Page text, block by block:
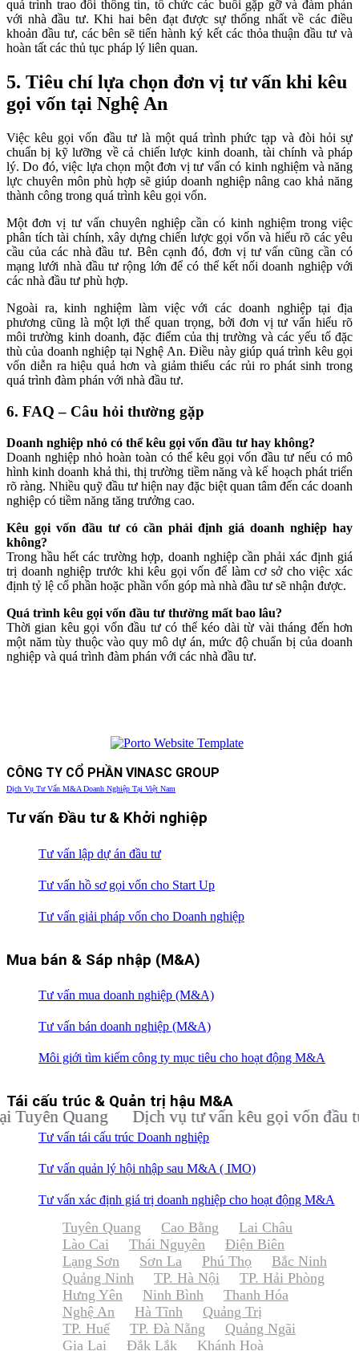
quá trình trao đổi thông tin, tổ chức các buổi gặp gỡ và đàm phán
với nhà đầu tư. Khi hai bên đạt được sự thống nhất về các điều
khoản đầu tư, các bên sẽ tiến hành ký kết các thỏa thuận đầu tư và
hoàn tất các thủ tục pháp lý liên quan.
5. Tiêu chí lựa chọn đơn vị tư vấn khi kêu
gọi vốn tại Nghệ An
Việc kêu gọi vốn đầu tư là một quá trình phức tạp và đòi hỏi sự
chuẩn bị kỹ lưỡng về cả chiến lược kinh doanh, tài chính và pháp
lý. Do đó, việc lựa chọn một đơn vị tư vấn có kinh nghiệm và năng
lực chuyên môn phù hợp sẽ giúp doanh nghiệp nâng cao khả năng
thành công trong quá trình kêu gọi vốn.
Một đơn vị tư vấn chuyên nghiệp cần có kinh nghiệm trong việc
phân tích tài chính, xây dựng chiến lược gọi vốn và hiểu rõ các yêu
cầu của các nhà đầu tư. Bên cạnh đó, đơn vị tư vấn cũng cần có
mạng lưới nhà đầu tư rộng lớn để có thể kết nối doanh nghiệp với
các nhà đầu tư phù hợp.
Ngoài ra, kinh nghiệm làm việc với các doanh nghiệp tại địa
phương cũng là một lợi thế quan trọng, bởi đơn vị tư vấn hiểu rõ
môi trường kinh doanh, đặc điểm của thị trường và các yếu tố đặc
thù của doanh nghiệp tại Nghệ An. Điều này giúp quá trình kêu gọi
vốn diễn ra hiệu quả hơn và giảm thiểu các rủi ro phát sinh trong
quá trình đàm phán với nhà đầu tư.
6. FAQ – Câu hỏi thường gặp
Doanh nghiệp nhỏ có thể kêu gọi vốn đầu tư hay không?
Doanh nghiệp nhỏ hoàn toàn có thể kêu gọi vốn đầu tư nếu có mô
hình kinh doanh khả thi, thị trường tiềm năng và kế hoạch phát triển
rõ ràng. Nhiều quỹ đầu tư hiện nay đặc biệt quan tâm đến các doanh
nghiệp có tiềm năng tăng trưởng cao.
Kêu gọi vốn đầu tư có cần phải định giá doanh nghiệp hay
không?
Trong hầu hết các trường hợp, doanh nghiệp cần phải xác định giá
trị doanh nghiệp trước khi kêu gọi vốn để làm cơ sở cho việc xác
định tỷ lệ cổ phần hoặc phần vốn góp mà nhà đầu tư sẽ nhận được.
Quá trình kêu gọi vốn đầu tư thường mất bao lâu?
Thời gian kêu gọi vốn đầu tư có thể kéo dài từ vài tháng đến hơn
một năm tùy thuộc vào quy mô dự án, mức độ chuẩn bị của doanh
nghiệp và quá trình đàm phán với các nhà đầu tư.
CÔNG TY CỔ PHẦN VINASC GROUP
Dịch Vụ Tư Vấn M&A Doanh Nghiệp Tại Việt Nam
Tư vấn Đầu tư & Khởi nghiệp
Tư vấn lập dự án đầu tư
Tư vấn hồ sơ gọi vốn cho Start Up
Tư vấn giải pháp vốn cho Doanh nghiệp
Mua bán & Sáp nhập (M&A)
Tư vấn mua doanh nghiệp (M&A)
Tư vấn bán doanh nghiệp (M&A)
Môi giới tìm kiếm công ty mục tiêu cho hoạt động M&A
Tái cấu trúc & Quản trị hậu M&A
Tư vấn tái cấu trúc Doanh nghiệp
Tư vấn quản lý hội nhập sau M&A ( IMO)
Tư vấn xác định giá trị doanh nghiệp cho hoạt động M&A
Quang Dịch vụ tư vấn kêu gọi vốn đầu tư
Tuyên Quang Cao Bằng
Lai Châu
Lào Cai
Thái Nguyên
Điện Biên
Lạng Sơn
Sơn La Phú Thọ
Bắc Ninh
Quảng Ninh
TP. Hà Nội
TP. Hải Phòng
Hưng Yên
Ninh Bình
Thanh Hóa
Nghệ An
Hà Tĩnh
Quảng Trị
TP. Huế
TP. Đà Nẵng
Quảng Ngãi
Gia Lai
Đắk Lắk Khánh Hoà